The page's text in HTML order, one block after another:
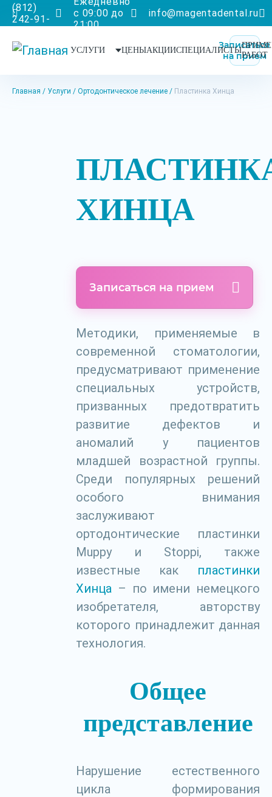
(812)
242-91-
с 09:00 до
21:00
info@magentadental.ru
УСЛУГИ ЦЕНЫАКЦИИСПЕЦИАЛИСТЫ
РАБОТ
Записаться
на прием
Главная Услуги Ортодонтическое лечение Пластинка Хинца
ХИНЦА
Записаться на прием
Методики, применяемые в
современной стоматологии,
предусматривают применение
специальных устройств,
призванных предотвратить
развитие дефектов и
аномалий у пациентов
младшей возрастной группы.
Среди популярных решений
особого внимания
заслуживают
ортодонтические пластинки
Muppy и Stoppi, также
известные как пластинки
Хинца – по имени немецкого
изобретателя, авторству
которого принадлежит данная
технология.
Общее
представление
Нарушение естественного
цикла формирования